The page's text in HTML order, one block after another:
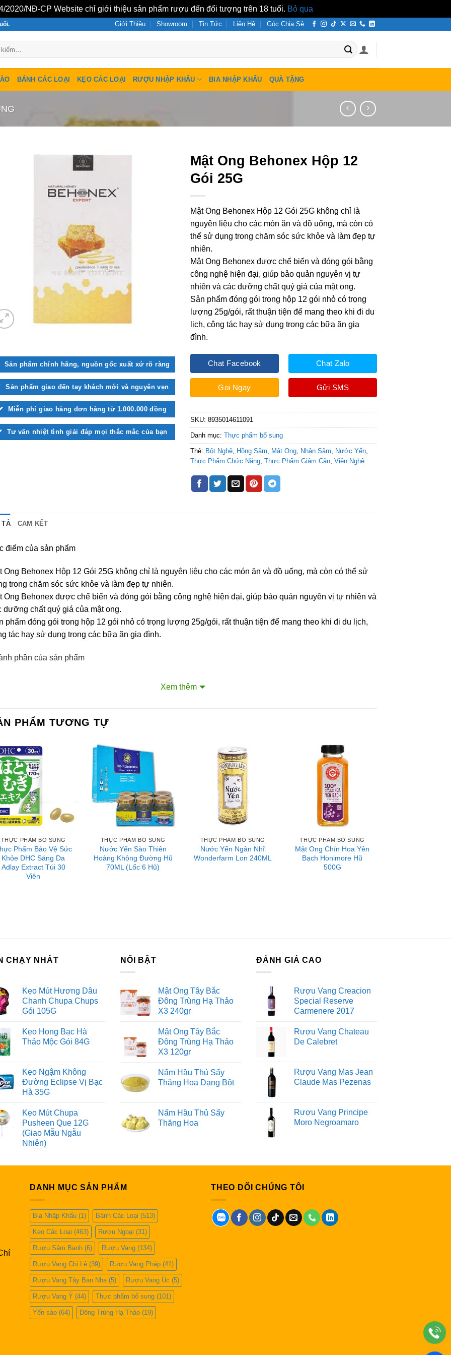
2020/NĐ-CP Website chỉ giới thiệu sản phẩm rượu đến đối tượng trên 18 tuổi. Bỏ qua
Giới Thiệu Showroom Tin Tức Liên Hệ Góc Chia Sẻ
BÁNH CÁC LOẠI KẸO CÁC LOẠI RƯỢU NHẬP KHẨU BIA NHẬP KHẨU QUÀ TẶNG
Sản phẩm chính hãng, nguồn gốc xuất xứ rõ ràng
Sản phẩm giao đến tay khách mới và nguyên vẹn
Miễn phí giao hàng đơn hàng từ 1.000.000 đồng
Tư vấn nhiệt tình giải đáp mọi thắc mắc của bạn
Mật Ong Behonex Hộp 12
Gói 25G
Mật Ong Behonex Hộp 12 Gói 25G không chỉ là
nguyên liệu cho các món ăn và đồ uống, mà còn có
thể sử dụng trong chăm sóc sức khỏe và làm đẹp tự
nhiên.
Mật Ong Behonex được chế biến và đóng gói bằng
công nghệ hiện đại, giúp bảo quản nguyên vị tự
nhiên và các dưỡng chất quý giá của mật ong.
Sản phẩm đóng gói trong hộp 12 gói nhỏ có trọng
lượng 25g/gói, rất thuận tiện để mang theo khi đi du
lịch, công tác hay sử dụng trong các bữa ăn gia
đình.
Chat Facebook
Gọi Ngay
Chat Zalo
Gửi SMS
SKU:8935014611091
Danh mục:Thực phẩm bổ sung
Thẻ: Bột Nghệ, Hồng Sâm, Mật Ong, Nhân Sâm, Nước Yến,
Thực Phẩm Chức Năng,Thực Phẩm Giảm Cân,Viên Nghệ
TẢ CAM KẾT
điểm của sản phẩm
Ong Behonex Hộp 12 Gói 25G không chỉ là nguyên liệu cho các món ăn và đồ uống, mà còn có thể sử
trong chăm sóc sức khỏe và làm đẹp tự nhiên.
Ong Behonex được chế biến và đóng gói bằng công nghệ hiện đại, giúp bảo quản nguyên vị tự nhiên và
dưỡng chất quý giá của mật ong.
phẩm đóng gói trong hộp 12 gói nhỏ có trọng lượng 25g/gói, rất thuận tiện để mang theo khi đi du lịch,
tác hay sử dụng trong các bữa ăn gia đình.
phần của sản phẩm
1 hoặc 2 gói, pha với nước ấm từ 35-40℃cho điểm tâm và bữa tối.
bánh kẹo và các món nướng.
dẫn bảo quản
quản nơi khô ráo, thoáng mát, hợp vệ sinh và tránh xa ánh sáng mặt trời.
hệ với Sài Gòn O2O
thống của chúng tôi
Sài Gòn phân phối băng keo
Xem thêm
PHẨM TƯƠNG TỰ
THỰC PHẨM BỔ SUNG
Phẩm Bảo Vệ Sức
Khỏe DHC Sáng Da
Adlay Extract Túi 30
Viên
THỰC PHẨM BỔ SUNG
Nước Yến Sào Thiên
Hoàng Không Đường Hũ
70ML (Lốc 6 Hũ)
THỰC PHẨM BỔ SUNG
Nước Yến Ngân Nhĩ
Wonderfarm Lon 240ML
THỰC PHẨM BỔ SUNG
Mật Ong Chín Hoa Yên
Bạch Honimore Hũ
500G
CHẠY NHẤT
Kẹo Mút Hương Dâu
Chanh Chupa Chups
Gói 105G
Kẹo Họng Bạc Hà
Thảo Mộc Gói 84G
Kẹo Ngậm Không
Đường Eclipse Vị Bạc
Hà 35G
Kẹo Mút Chupa
Pusheen Que 12G
(Giao Mẫu Ngẫu
Nhiên)
NỔI BẬT
Mật Ong Tây Bắc
Đông Trùng Hạ Thảo
X3 240gr
Mật Ong Tây Bắc
Đông Trùng Hạ Thảo
X3 120gr
Nấm Hầu Thủ Sấy
Thăng Hoa Dạng Bột
Nấm Hầu Thủ Sấy
Thăng Hoa
ĐÁNH GIÁ CAO
Rượu Vang Creacion
Special Reserve
Carmenere 2017
Rượu Vang Chateau
De Calebret
Rượu Vang Mas Jean
Claude Mas Pezenas
Rượu Vang Principe
Moro Negroamaro
DANH MỤC SẢN PHẨM
Bia Nhập Khẩu (1) Bánh Các Loại (513)
Kẹo Các Loại (463) Rượu Ngoại (31)
Rượu Sâm Banh (6) Rượu Vang (134)
Rượu Vang Chi Lê (39) Rượu Vang Pháp (41)
Rượu Vang Tây Ban Nha(5) Rượu Vang Úc (5)
Rượu Vang Ý (44) Thực phẩm bổ sung (101)
Yến sào (64) Đông Trùng Hạ Thảo (19)
THEO DÕI CHÚNG TÔI